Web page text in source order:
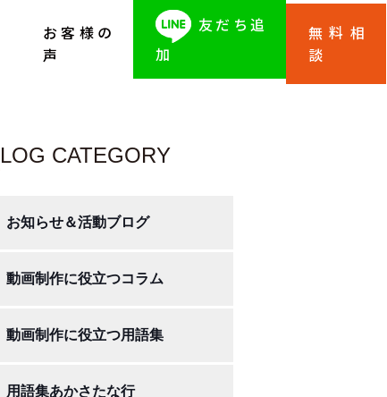
お客様の
声
友だち追
加
無料相
談
LOG CATEGORY
お知らせ＆活動ブログ
動画制作に役立つコラム
動画制作に役立つ用語集
用語集あかさたな行